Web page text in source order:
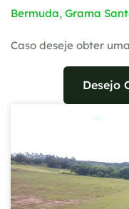
Bermuda, Grama
Caso deseje obter
Desejo